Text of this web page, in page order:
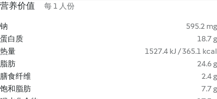
营养价值 每 1 人份
钠
595.2 mg
蛋白质
18.7 g
热量
1527.4 kJ / 365.1 kcal
脂肪
24.6 g
膳食纤维
2.4 g
饱和脂肪
7.7 g